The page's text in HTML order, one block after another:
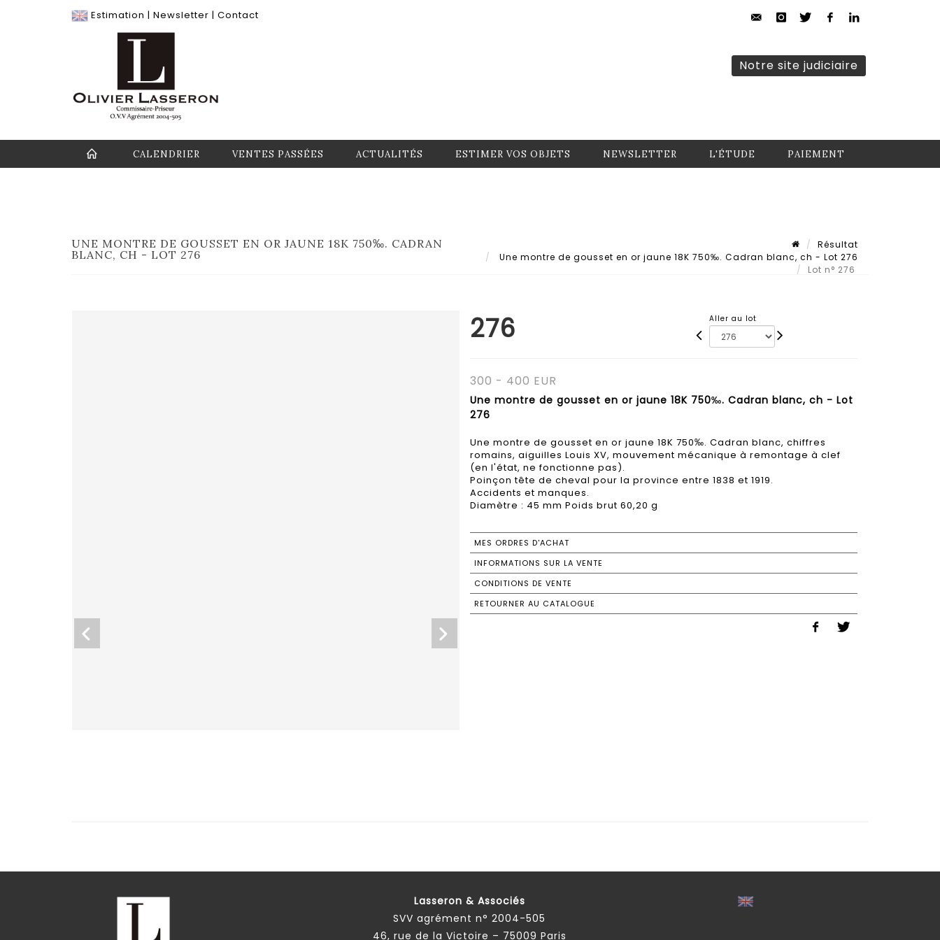
Estimation | Newsletter | Contact
Notre site judiciaire
CALENDRIER VENTES PASSÉES ACTUALITÉS ESTIMER VOS OBJETS NEWSLETTER L'ÉTUDE PAIEMENT
UNE MONTRE DE GOUSSET EN OR JAUNE 18K 750‰. CADRAN
BLANC, CH - LOT 276
Résultat
Une montre de gousset en or jaune 18K 750‰. Cadran blanc, ch - Lot 276
Lot n° 276
276 Aller au lot
300 - 400 EUR
Une montre de gousset en or jaune 18K 750‰. Cadran blanc, ch - Lot
276
Une montre de gousset en or jaune 18K 750‰. Cadran blanc, chiffres
romains, aiguilles Louis XV, mouvement mécanique à remontage à clef
(en l'état, ne fonctionne pas).
Poinçon tête de cheval pour la province entre 1838 et 1919.
Accidents et manques.
Diamètre : 45 mm Poids brut 60,20 g
MES ORDRES D'ACHAT
INFORMATIONS SUR LA VENTE
CONDITIONS DE VENTE
RETOURNER AU CATALOGUE
Lasseron & Associés
SVV agrément n° 2004-505
46, rue de la Victoire – 75009 Paris